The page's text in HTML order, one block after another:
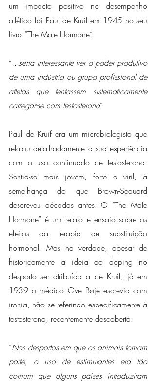
um impacto positivo no desempenho
atlético foi Paul de Kruif em 1945 no seu
livro “The Male Hormone”.
“...seria interessante ver o poder produtivo
de uma indústria ou grupo profissional de
atletas que tentassem sistematicamente
carregar-se com testosterona”
Paul de Kruif era um microbiologista que
relatou detalhadamente a sua experiência
com o uso continuado de testosterona.
Sentia-se mais jovem, forte e viril, à
semelhança do que Brown-Sequard
descreveu décadas antes. O “The Male
Hormone” é um relato e ensaio sobre os
efeitos da terapia de substituição
hormonal. Mas na verdade, apesar de
historicamente a ideia do doping no
desporto ser atribuída a de Kruif, já em
1939 o médico Ove Bøje escrevia com
ironia, não se referindo especificamente à
testosterona, recentemente descoberta:
“Nos desportos em que os animais tomam
parte, o uso de estimulantes era tão
comum que alguns países introduziram